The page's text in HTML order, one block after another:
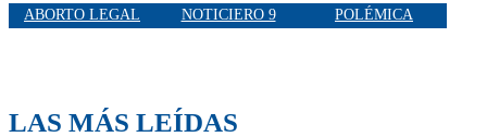
ABORTO LEGAL NOTICIERO 9 POLÉMICA
LAS MÁS LEÍDAS